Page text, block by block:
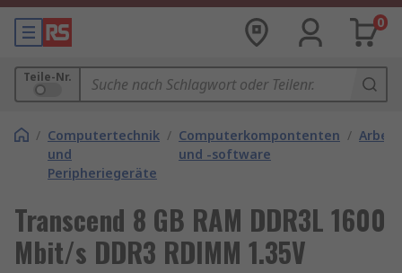
0
Teile-Nr.
/ Computertechnik
und
Peripheriegeräte
/ Computerkompontenten
und -software
/
Transcend 8 GB RAM DDR3L 1600
Mbit/s DDR3 RDIMM 1.35V